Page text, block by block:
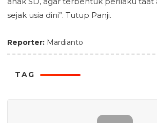
sejak usia dini”. Tutup Panji.
Reporter: Mardianto
TAG